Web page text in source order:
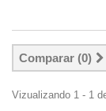
Comparar (0)
Vizualizando 1 - 1